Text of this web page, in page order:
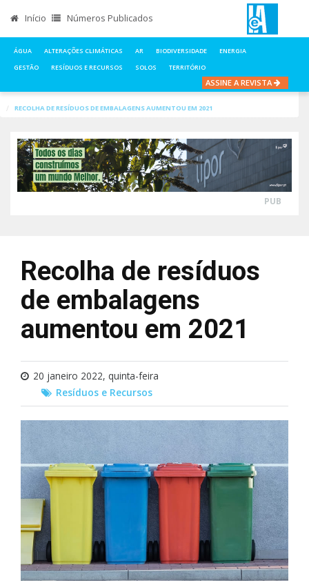
Início Números Publicados
ÁGUA ALTERAÇÕES CLIMÁTICAS AR BIODIVERSIDADE
ENERGIA
GESTÃO
RESÍDUOS E RECURSOS SOLOS TERRITÓRIO
ASSINE A REVISTA
RECOLHA DE RESÍDUOS DE EMBALAGENS AUMENTOU EM 2021
PUB
Recolha de resíduos
de embalagens
aumentou em 2021
20 janeiro 2022, quinta-feira
Resíduos e Recursos